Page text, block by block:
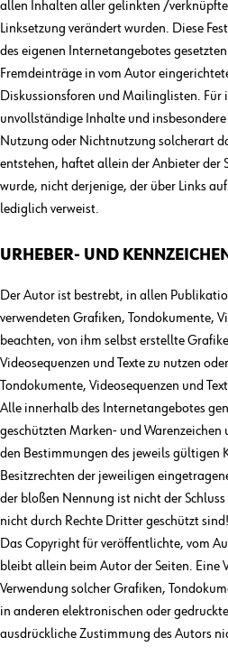
allen Inhalten aller gelinkten /
Linksetzung verändert wurden. Diese
des eigenen Internetangebotes
Fremdeinträge in vom Autor
Diskussionsforen und Mailinglisten. Für
unvollständige Inhalte und insbesondere
Nutzung oder Nichtnutzung solcherart
entstehen, haftet allein der Anbieter der
wurde, nicht derjenige, der über Links
lediglich verweist.
URHEBER- UND
Der Autor ist bestrebt, in allen
verwendeten Grafiken, Tondokumente,
beachten, von ihm selbst erstellte
Videosequenzen und Texte zu nutzen
Tondokumente, Videosequenzen und
Alle innerhalb des Internetangebotes
geschützten Marken- und
den Bestimmungen des jeweils gültigen
Besitzrechten der jeweiligen
der bloßen Nennung ist nicht der
nicht durch Rechte Dritter geschützt sind!
Das Copyright für veröffentlichte, vom
bleibt allein beim Autor der Seiten. Eine
Verwendung solcher Grafiken,
in anderen elektronischen oder
ausdrückliche Zustimmung des Autors